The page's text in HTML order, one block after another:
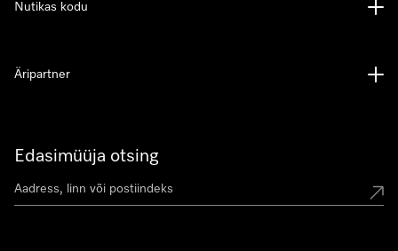
Edasimüüja otsing
Nutikas kodu
Äripartner